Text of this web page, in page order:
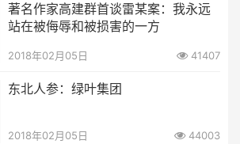
著名作家高建群首谈雷某案：我永远
站在被侮辱和被损害的一方
2018年02月05日 41407
东北人参：绿叶集团
2018年02月05日 44003